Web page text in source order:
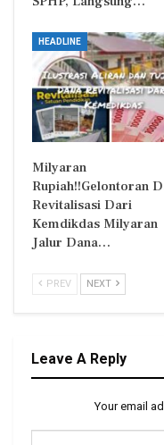
HEADLINE
Milyaran
Rupiah!!Gelontoran
Revitalisasi Dari
Kemdikdas Milyaran
Jalur Dana…
PREV NEXT
Leave A Reply
Your email